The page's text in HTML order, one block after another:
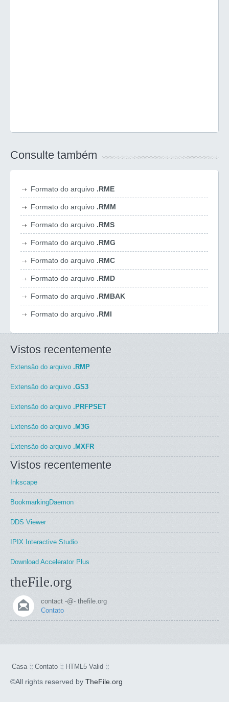
Consulte também
Formato do arquivo .RME
Formato do arquivo .RMM
Formato do arquivo .RMS
Formato do arquivo .RMG
Formato do arquivo .RMC
Formato do arquivo .RMD
Formato do arquivo .RMBAK
Formato do arquivo .RMI
Vistos recentemente
Extensão do arquivo .RMP
Extensão do arquivo .GS3
Extensão do arquivo .PRFPSET
Extensão do arquivo .M3G
Extensão do arquivo .MXFR
Vistos recentemente
Inkscape
BookmarkingDaemon
DDS Viewer
IPIX Interactive Studio
Download Accelerator Plus
theFile.org
contact -@- thefile.org
Contato
Casa Contato HTML5 Valid
©All rights reserved by TheFile.org